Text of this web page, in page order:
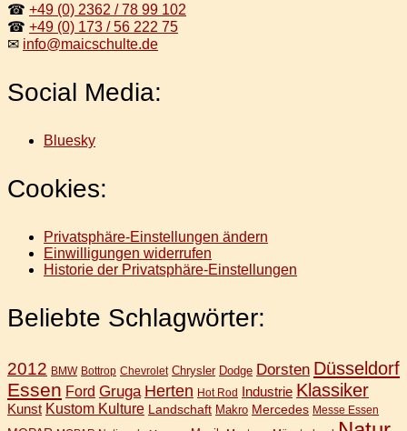
☎ +49 (0) 2362 / 78 99 102
☎ +49 (0) 173 / 56 222 75
✉ info@maicschulte.de
Social Media:
Bluesky
Cookies:
Privatsphäre-Einstellungen ändern
Einwilligungen widerrufen
Historie der Privatsphäre-Einstellungen
Beliebte Schlagwörter:
2012 BMW Bottrop Chevrolet Chrysler Dodge Dorsten Düsseldorf
Essen Ford Gruga Herten Hot Rod Industrie Klassiker
Kunst Kustom Kulture Landschaft Makro Mercedes Messe Essen